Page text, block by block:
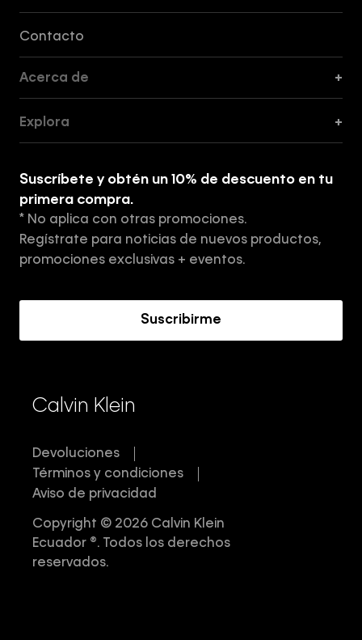
Contacto
Acerca de +
Tiendas
Aviso de privacidad
Términos y Condiciones
Explora +
Suscríbete y obtén un 10% de descuento en tu
primera compra.
* No aplica con otras promociones.
Regístrate para noticias de nuevos productos,
promociones exclusivas + eventos.
Suscribirme
Calvin Klein
Devoluciones
Términos y condiciones
Aviso de privacidad
Copyright © 2026 Calvin Klein
Ecuador ®. Todos los derechos
reservados.